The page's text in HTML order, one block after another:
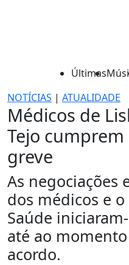
Últimas
NOTÍCIAS | ATUALIDADE
Médicos de
Tejo
greve
As negociações
dos médicos e
Saúde
até ao
acordo.